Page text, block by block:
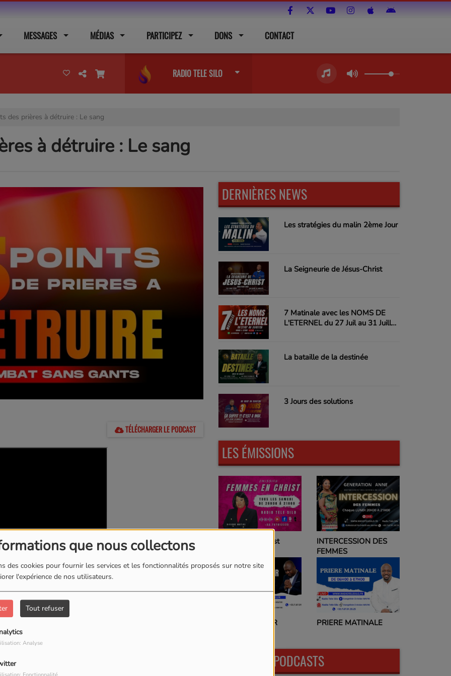
que nous collectons
des cookies pour fournir les services et les fonctionnalités proposés sur notre site
l'expérience de nos utilisateurs.
Tout refuser
Analyse
MESSAGES MÉDIAS PARTICIPEZ DONS CONTACT
RADIO TELE SILO
des prières à détruire : Le sang
à détruire : Le sang
TÉLÉCHARGER LE PODCAST
commenter cet article
DERNIÈRES NEWS
Les stratégies du malin 2ème Jour
La Seigneurie de Jésus-Christ
7 Matinale avec les NOMS DE
L'ETERNEL du 27 Juil au 31 Juillet
La bataille de la destinée
3 Jours des solutions
LES ÉMISSIONS
Femmes en Christ
PRIERE DU SOIR
INTERCESSION DES
FEMMES
PRIERE MATINALE
DERNIERS PODCASTS